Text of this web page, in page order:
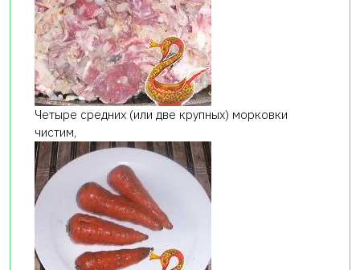
Четыре средних (или две крупных) морковки
чистим,